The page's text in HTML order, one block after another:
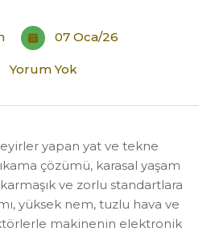
07 Oca/26
Yorum Yok
yapan yat ve tekne
çözümü, karasal yaşam
ve zorlu standartlara
yüksek nem, tuzlu hava ve
makinenin elektronik